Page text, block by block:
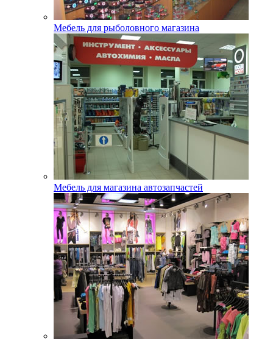
Мебель для рыболовного магазина
Мебель для магазина автозапчастей